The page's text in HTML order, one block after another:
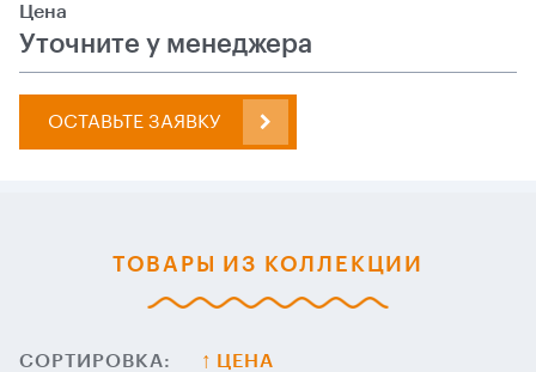
Цена
Уточните у менеджера
ОСТАВЬТЕ ЗАЯВКУ
ТОВАРЫ ИЗ КОЛЛЕКЦИИ
СОРТИРОВКА: ЦЕНА